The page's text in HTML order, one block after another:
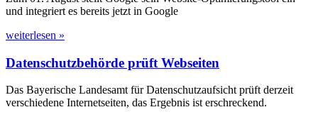
und integriert es bereits jetzt in Google
weiterlesen »
Datenschutzbehörde prüft Webseiten
Das Bayerische Landesamt für Datenschutzaufsicht prüft derzeit
verschiedene Internetseiten, das Ergebnis ist erschreckend.